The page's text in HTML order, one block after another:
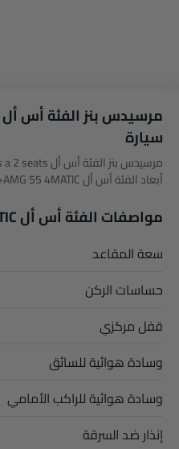
سيارة
مواصفات الفئة أس أل AMG 55 4MATIC+
سعة المقاعد
حساسات الركن
قفل مركزي
وسادة هوائية للسائق
وسادة هوائية للراكب الأمامي
إنذار ضد السرقة